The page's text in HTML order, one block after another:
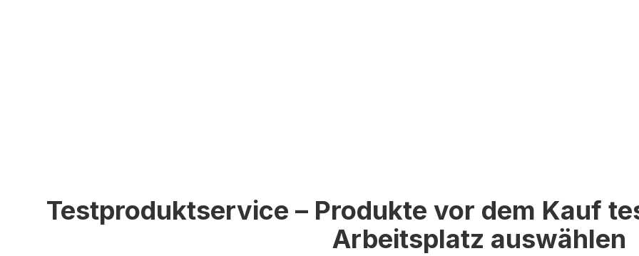
Testproduktservice – Produkte vor dem Kauf
Arbeitsplatz auswählen